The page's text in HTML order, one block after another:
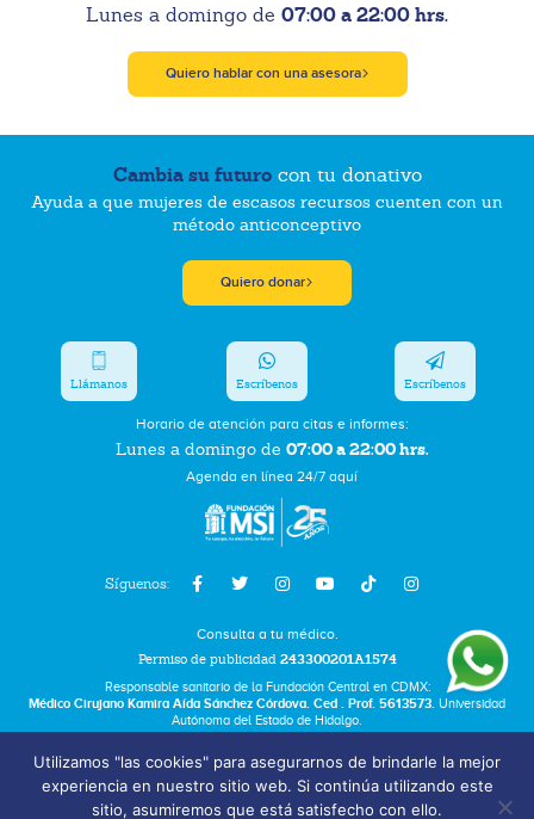
Lunes a domingo de 07:00 a 22:00 hrs.
Quiero hablar con una asesora
Cambia su futurocon tu donativo
Ayuda a que mujeres de escasos recursos cuenten con un
método anticonceptivo
Quiero donar
Síguenos:
Horario de atención para citas e informes:
Lunes a domingo de 07:00 a 22:00 hrs.
Agenda en línea 24/7 aquí
Llámanos Escríbenos Escríbenos
Consulta a tu médico.
Permiso de publicidad 243300201A1574
Responsable sanitario de la Fundación Central en CDMX:
Médico Cirujano Kamira Aída Sánchez Córdova. Ced . Prof. 5613573. Universidad
Autónoma del Estado de Hidalgo.
Términos y Condiciones
Bolsa de Trabajo
Utilizamos "las cookies" para asegurarnos de brindarle la mejor
experiencia en nuestro sitio web. Si continúa utilizando este
sitio, asumiremos que está satisfecho con ello.